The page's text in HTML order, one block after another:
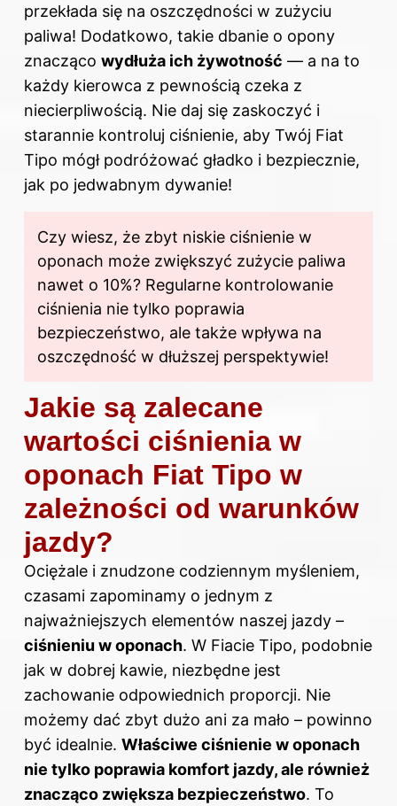
przekłada się na oszczędności w zużyciu
paliwa! Dodatkowo, takie dbanie o opony
znacząco wydłuża ich żywotność — a na to
każdy kierowca z pewnością czeka z
niecierpliwością. Nie daj się zaskoczyć i
starannie kontroluj ciśnienie, aby Twój Fiat
Tipo mógł podróżować gładko i bezpiecznie,
jak po jedwabnym dywanie!
Czy wiesz, że zbyt niskie ciśnienie w
oponach może zwiększyć zużycie paliwa
nawet o 10%? Regularne kontrolowanie
ciśnienia nie tylko poprawia
bezpieczeństwo, ale także wpływa na
oszczędność w dłuższej perspektywie!
Jakie są zalecane
wartości ciśnienia w
oponach Fiat Tipo w
zależności od warunków
jazdy?
Ociężale i znudzone codziennym myśleniem,
czasami zapominamy o jednym z
najważniejszych elementów naszej jazdy –
ciśnieniu w oponach. W Fiacie Tipo, podobnie
jak w dobrej kawie, niezbędne jest
zachowanie odpowiednich proporcji. Nie
możemy dać zbyt dużo ani za mało – powinno
być idealnie. Właściwe ciśnienie w oponach
nie tylko poprawia komfort jazdy, ale również
znacząco zwiększa bezpieczeństwo. To